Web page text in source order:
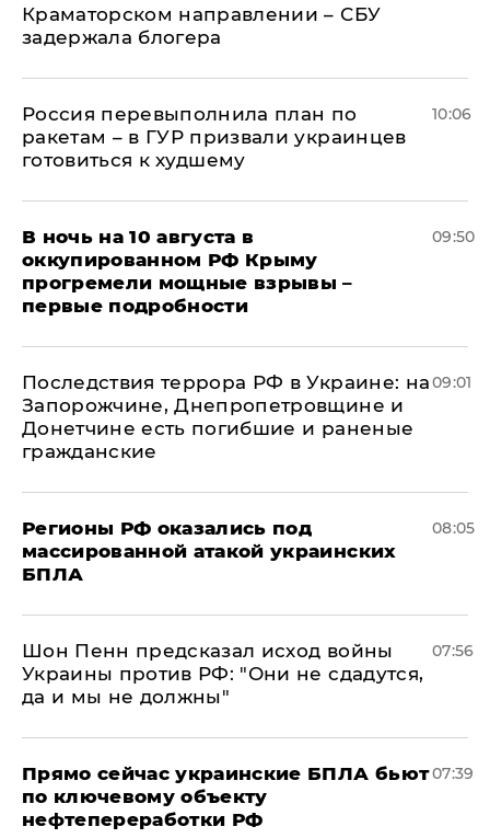
Краматорском направлении – СБУ
задержала блогера
Россия перевыполнила план по
ракетам – в ГУР призвали украинцев
готовиться к худшему
10:06
В ночь на 10 августа в
оккупированном РФ Крыму
прогремели мощные взрывы –
первые подробности
09:50
Последствия террора РФ в Украине: на
Запорожчине, Днепропетровщине и
Донетчине есть погибшие и раненые
гражданские
09:01
Регионы РФ оказались под
массированной атакой украинских
БПЛА
08:05
Шон Пенн предсказал исход войны
Украины против РФ: "Они не сдадутся,
да и мы не должны"
07:56
Прямо сейчас украинские БПЛА бьют
по ключевому объекту
нефтепереработки РФ
07:39